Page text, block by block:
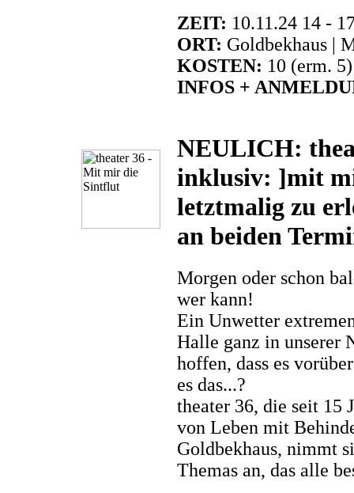
ZEIT: 10.11.24 14 -
ORT: Goldbekhaus |
KOSTEN: 10 (erm.
INFOS +
NEULICH:
inklusiv: ]mit
letztmalig zu
an beiden
Morgen oder schon
wer kann!
Ein Unwetter
Halle ganz in unserer
hoffen, dass es
es das...?
theater 36, die seit 15
von Leben mit
Goldbekhaus, nimmt
Themas an, das alle